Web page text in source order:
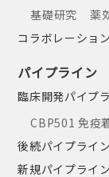
基礎研究
薬
コラボレーション
パイプライン
臨床開発パイプ
CBP501 免疫
後続パイプライ
新規パイプライ